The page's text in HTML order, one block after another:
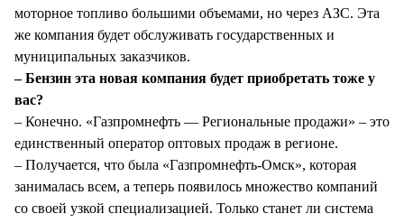
моторное топливо большими объемами, но через АЗС. Эта
же компания будет обслуживать государственных и
муниципальных заказчиков.
– Бензин эта новая компания будет приобретать тоже у
вас?
– Конечно. «Газпромнефть — Региональные продажи» – это
единственный оператор оптовых продаж в регионе.
– Получается, что была «Газпромнефть-Омск», которая
занималась всем, а теперь появилось множество компаний
со своей узкой специализацией. Только станет ли система